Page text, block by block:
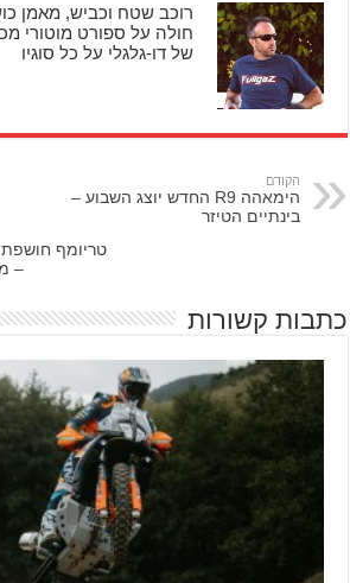
רוכב שטח וכביש, מאמן
חולה על ספורט מוטורי
של דו-גלגלי על כל סוגיו
הקודם
הימאהה R9 החדש יוצג השבוע –
בינתיים הטיזר
–
כתבות קשורות